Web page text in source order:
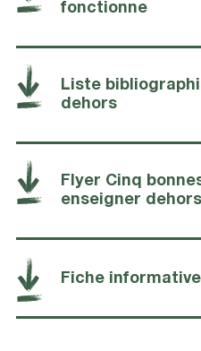
fonctionne
Liste
dehors
Flyer Cinq
enseigner dehors
Fiche